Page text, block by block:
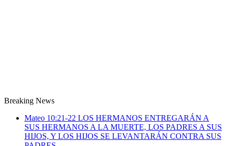
Breaking News
Mateo 10:21-22 LOS HERMANOS ENTREGARÁN A
SUS HERMANOS A LA MUERTE, LOS PADRES A SUS
HIJOS, Y LOS HIJOS SE LEVANTARÁN CONTRA SUS